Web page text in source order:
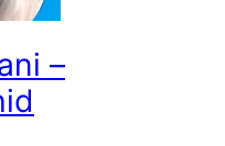
–